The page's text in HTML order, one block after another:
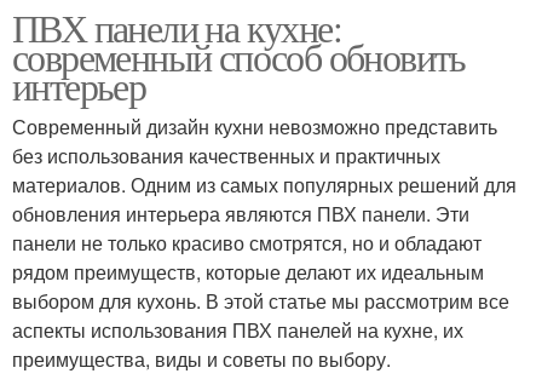
ПВХ панели на кухне:
современный способ обновить
интерьер
Современный дизайн кухни невозможно представить
без использования качественных и практичных
материалов. Одним из самых популярных решений для
обновления интерьера являются ПВХ панели. Эти
панели не только красиво смотрятся, но и обладают
рядом преимуществ, которые делают их идеальным
выбором для кухонь. В этой статье мы рассмотрим все
аспекты использования ПВХ панелей на кухне, их
преимущества, виды и советы по выбору.